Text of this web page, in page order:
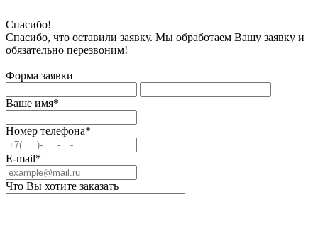
Спасибо!
Спасибо, что оставили заявку. Мы обработаем Вашу заявку и
обязательно перезвоним!
Форма заявки
Ваше имя*
Номер телефона*
E-mail*
Что Вы хотите заказать